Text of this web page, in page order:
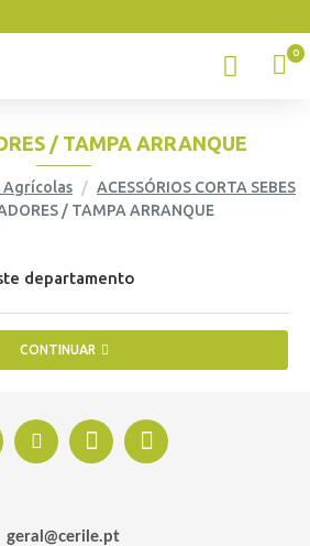
0
Agrícolas
ACESSÓRIOS CORTA SEBES
/ TAMPA ARRANQUE
/ TAMPA ARRANQUE
departamento
CONTINUAR
geral@cerile.pt